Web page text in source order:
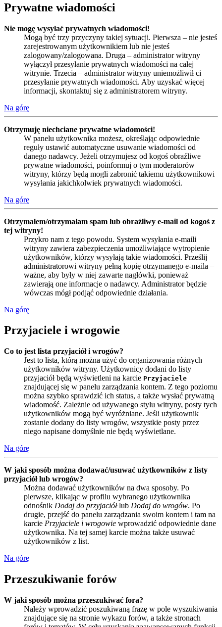
Prywatne wiadomości
Nie mogę wysyłać prywatnych wiadomości!
Mogą być trzy przyczyny takiej sytuacji. Pierwsza – nie jesteś
zarejestrowanym użytkownikiem lub nie jesteś
zalogowany/zalogowana. Druga – administrator witryny
wyłączył przesyłanie prywatnych wiadomości na całej
witrynie. Trzecia – administrator witryny uniemożliwił ci
przesyłanie prywatnych wiadomości. Aby uzyskać więcej
informacji, skontaktuj się z administratorem witryny.
Na górę
Otrzymuję niechciane prywatne wiadomości!
W panelu użytkownika możesz, określając odpowiednie
reguły ustawić automatyczne usuwanie wiadomości od
danego nadawcy. Jeżeli otrzymujesz od kogoś obraźliwe
prywatne wiadomości, poinformuj o tym moderatorów
witryny, którzy będą mogli zabronić takiemu użytkownikowi
wysyłania jakichkolwiek prywatnych wiadomości.
Na górę
Otrzymałem/otrzymałam spam lub obraźliwy e-mail od kogoś z
tej witryny!
Przykro nam z tego powodu. System wysyłania e-maili
witryny zawiera zabezpieczenia umożliwiające wytropienie
użytkowników, którzy wysyłają takie wiadomości. Prześlij
administratorowi witryny pełną kopię otrzymanego e-maila –
ważne, aby były w niej zawarte nagłówki, ponieważ
zawierają one informacje o nadawcy. Administrator będzie
wówczas mógł podjąć odpowiednie działania.
Na górę
Przyjaciele i wrogowie
Co to jest lista przyjaciół i wrogów?
Jest to lista, którą można użyć do organizowania różnych
użytkowników witryny. Użytkownicy dodani do listy
przyjaciół będą wyświetleni na karcie Przyjaciele
znajdującej się w panelu zarządzania kontem. Z tego poziomu
można szybko sprawdzić ich status, a także wysłać prywatną
wiadomość. Zależnie od używanego stylu witryny, posty tych
użytkowników mogą być wyróżniane. Jeśli użytkownik
zostanie dodany do listy wrogów, wszystkie posty przez
niego napisane domyślnie nie będą wyświetlane.
Na górę
W jaki sposób można dodawać/usuwać użytkowników z listy
przyjaciół lub wrogów?
Można dodawać użytkowników na dwa sposoby. Po
pierwsze, klikając w profilu wybranego użytkownika
odnośnik Dodaj do przyjaciółlub Dodaj do wrogów. Po
drugie, przejść do panelu zarządzania swoim kontem i tam na
karcie Przyjaciele i wrogowie wprowadzić odpowiednie dane
użytkownika. Na tej samej karcie można także usuwać
użytkowników z list.
Na górę
Przeszukiwanie forów
W jaki sposób można przeszukiwać fora?
Należy wprowadzić poszukiwaną frazę w pole wyszukiwania
znajdujące się na stronie wykazu forów, a także stronach